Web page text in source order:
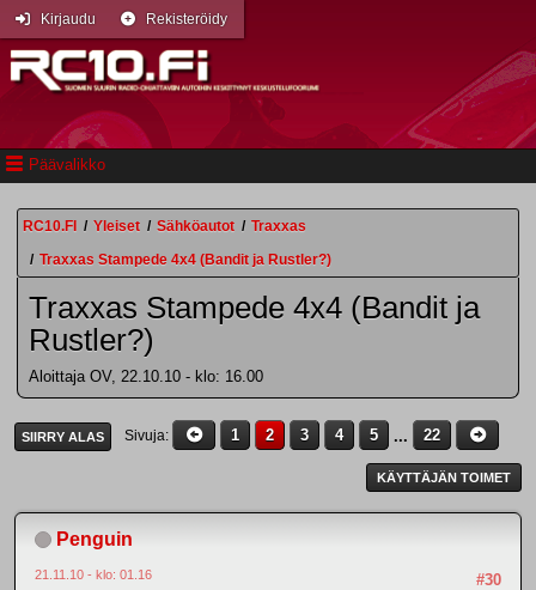
Päävalikko
Kirjaudu Rekisteröidy
RC10.FI / Yleiset / Sähköautot / Traxxas
/ Traxxas Stampede 4x4 (Bandit ja Rustler?)
Traxxas Stampede 4x4 (Bandit ja
Rustler?)
Aloittaja OV, 22.10.10 - klo: 16.00
SIIRRY ALAS Sivuja 1 2 3 4 5 ... 22
KÄYTTÄJÄN TOIMET
Penguin
#30
21.11.10 - klo: 01.16